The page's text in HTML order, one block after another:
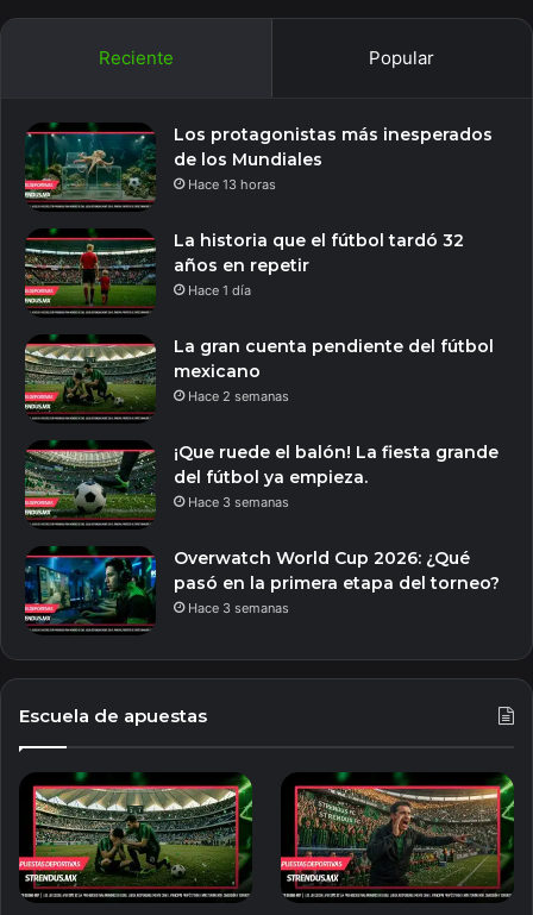
Reciente Popular
Los protagonistas más inesperados
de los Mundiales
Hace 13 horas
La historia que el fútbol tardó 32
años en repetir
Hace 1 día
La gran cuenta pendiente del fútbol
mexicano
Hace 2 semanas
¡Que ruede el balón! La fiesta grande
del fútbol ya empieza.
Hace 3 semanas
Overwatch World Cup 2026: ¿Qué
pasó en la primera etapa del torneo?
Hace 3 semanas
Escuela de apuestas